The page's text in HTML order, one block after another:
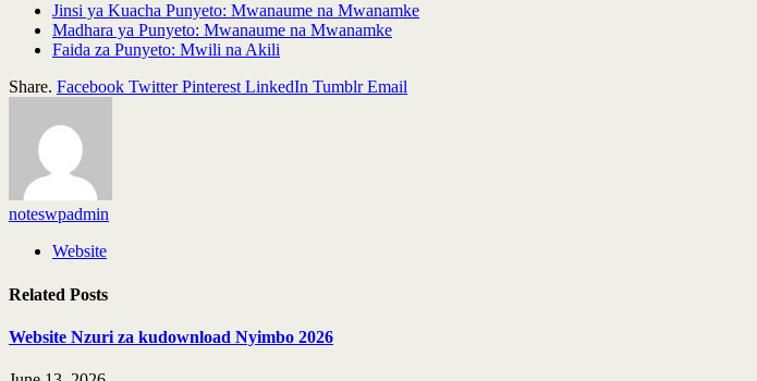
Jinsi ya Kuacha Punyeto: Mwanaume na Mwanamke
Madhara ya Punyeto: Mwanaume na Mwanamke
Faida za Punyeto: Mwili na Akili
Share. Facebook Twitter Pinterest LinkedIn Tumblr Email
noteswpadmin
Website
Related Posts
Website Nzuri za kudownload Nyimbo 2026